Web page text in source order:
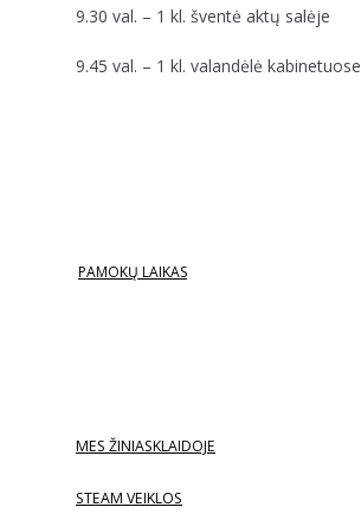
9.30 val. – 1 kl. šventė aktų salėje
9.45 val. – 1 kl. valandėlė kabinetuose
PAMOKŲ LAIKAS
MES ŽINIASKLAIDOJE
STEAM VEIKLOS